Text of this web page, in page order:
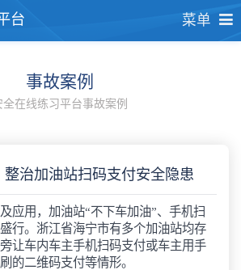
台 菜单
事故案例
全在线练习平台事故案例
治加油站扫码支付安全隐患
应用，加油站“不下车加油”、手机扫
行。浙江省海宁市有多个加油站均存
让车内车主手机扫码支付或车主用手
的二维码支付等情形。